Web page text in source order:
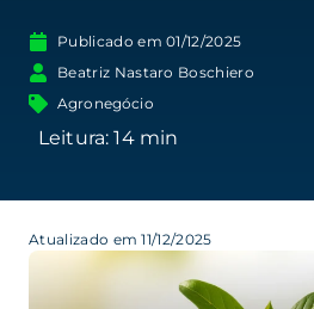
Publicado em 01/12/2025
Beatriz Nastaro Boschiero
Agronegócio
Atualizado em 11/12/2025